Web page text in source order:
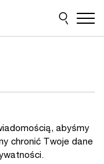
abyśmy
chronić Twoje dane